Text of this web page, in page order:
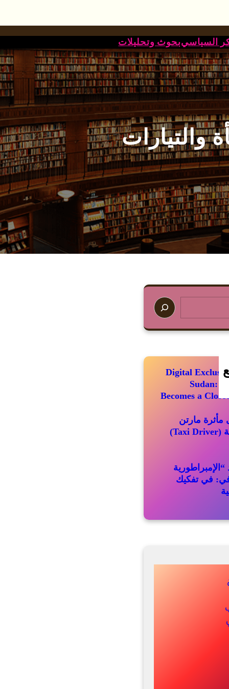
السياسيبحوث وتحليلات
والتيارات
Digital
Sudan:
Becomes a
مارتن
سكورسيزي الباقية (Taxi Driver)
في تفكيك